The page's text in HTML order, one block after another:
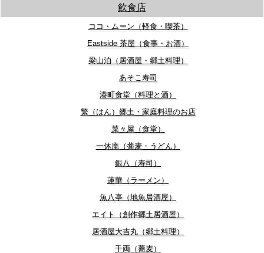
飲食店
ココ・ムーン（軽食・喫茶）
Eastside 茶屋（食事・お酒）
梁山泊（居酒屋・郷土料理）
あそこ寿司
港町食堂（料理と酒）
繁（はん）郷土・家庭料理のお店
菜々屋（食堂）
一休庵（蕎麦・うどん）
銀八（寿司）
蓮華（ラーメン）
魚八亭（地魚居酒屋）
エイト（創作郷土居酒屋）
居酒屋大吉丸（郷土料理）
千両（蕎麦）